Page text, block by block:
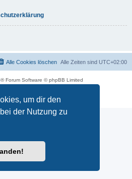
um dir den
der Nutzung zu
Alle Zeiten sind UTC+02:00
Alle Cookies löschen
® Forum Software © phpBB Limited
|Nutzungsbedingungen